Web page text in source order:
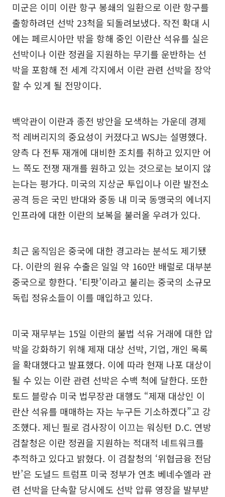
미군은 이미 이란 항구 봉쇄의 일환으로 이란 항구를
출항하려던 선박 23척을 되돌려보냈다. 작전 확대 시
에는 페르시아만 밖을 항해 중인 이란산 석유를 실은
선박이나 이란 정권을 지원하는 무기를 운반하는 선
박을 포함해 전 세계 각지에서 이란 관련 선박을 장악
할 수 있게 될 전망이다.
백악관이 이란과 종전 방안을 모색하는 가운데 경제
적 레버리지의 중요성이 커졌다고 WSJ는 설명했다.
양측 다 전투 재개에 대비한 조치를 취하고 있지만 어
느 쪽도 전쟁 재개를 원하고 있는 것으로는 보이지 않
는다는 평가다. 미국의 지상군 투입이나 이란 발전소
공격 등은 국민 반대와 중동 내 미국 동맹국의 에너지
인프라에 대한 이란의 보복을 불러올 우려가 있다.
최근 움직임은 중국에 대한 경고라는 분석도 제기됐
다. 이란의 원유 수출은 일일 약 160만 배럴로 대부분
중국으로 향한다. ‘티팟’이라고 불리는 중국의 소규모
독립 정유소들이 이를 매입하고 있다.
미국 재무부는 15일 이란의 불법 석유 거래에 대한 압
박을 강화하기 위해 제재 대상 선박, 기업, 개인 목록
을 확대했다고 발표했다. 이에 따라 현재 나포 대상이
될 수 있는 이란 관련 선박은 수백 척에 달한다. 또한
토드 블랑슈 미국 법무장관 대행도 “제재 대상인 이
란산 석유를 매매하는 자는 누구든 기소하겠다”고 강
조했다. 제닌 필로 검사장이 이끄는 워싱턴 D.C. 연방
검찰청은 이란 정권을 지원하는 적대적 네트워크를
추적하고 있다고 밝혔다. 이 검찰청의 ‘위협금융 전담
반’은 도널드 트럼프 미국 정부가 연초 베네수엘라 관
련 선박을 단속할 당시에도 선박 압류 영장을 발부받